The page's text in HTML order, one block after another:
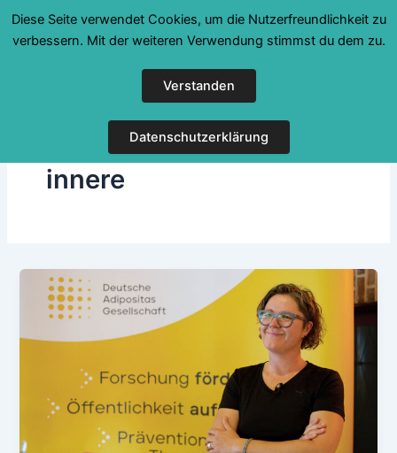
innere
Diese Seite verwendet Cookies, um die Nutzerfreundlichkeit zu
verbessern. Mit der weiteren Verwendung stimmst du dem zu.
Verstanden
Datenschutzerklärung